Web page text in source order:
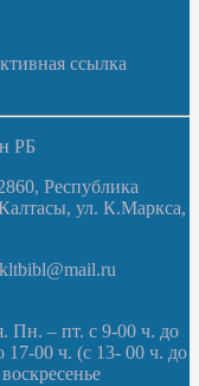
ссылка
РБ
Республика
ул. К.Маркса,
Пн. – пт. с 9-00 ч. до
17-00 ч. (с 13- 00 ч. до